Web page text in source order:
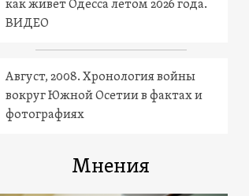
как живет Одесса летом 2026 года.
ВИДЕО
Август, 2008. Хронология войны
вокруг Южной Осетии в фактах и
фотографиях
Мнения